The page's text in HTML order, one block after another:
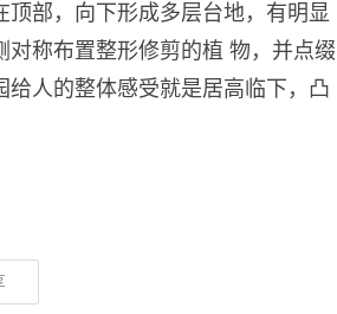
部，向下形成多层台地，有明显
称布置整形修剪的植 物，并点缀
人的整体感受就是居高临下，凸